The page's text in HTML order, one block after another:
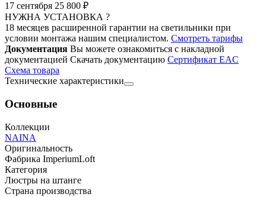
17 сентября 25 800 ₽
НУЖНА УСТАНОВКА ?
18 месяцев расширенной гарантии на светильники при
условии монтажа нашим специалистом. Смотреть тарифы
Документация Вы можете ознакомиться с накладной
документацией Скачать документацию Cертификат EAC
Cхема товара
Технические характеристики
Основные
Коллекции
NAINA
Оригинальность
Фабрика ImperiumLoft
Категория
Люстры на штанге
Страна производства